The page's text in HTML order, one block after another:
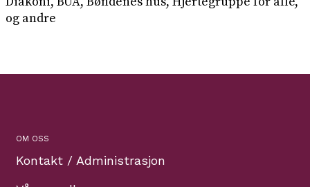
og andre
OM OSS
Kontakt / Administrasjon